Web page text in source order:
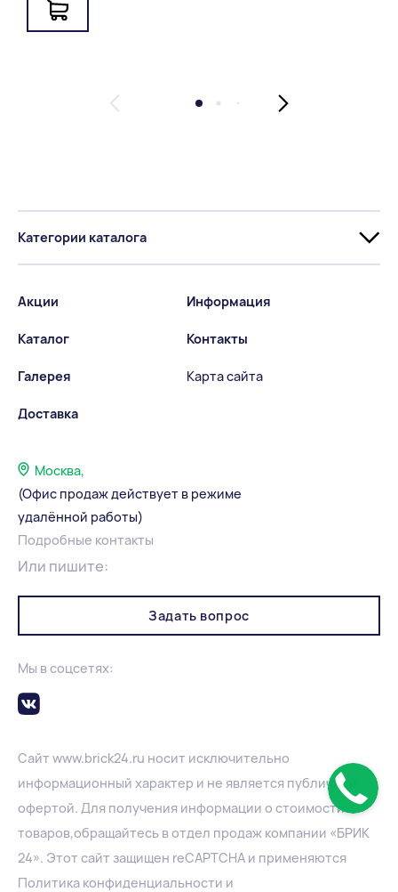
Категории каталога
Акции
Каталог
Галерея
Доставка
Информация
Контакты
Карта сайта
Москва,
(Офис продаж действует в режиме
удалённой работы)
Подробные контакты
Или пишите:
Задать вопрос
Мы в соцсетях:
Сайт www.brick24.ru носит исключительно
информационный характер и не является публичной
офертой. Для получения информации о стоимости
товаров,обращайтесь в отдел продаж компании «БРИК
24». Этот сайт защищен reCAPTCHA и применяются
Политика конфиденциальности и